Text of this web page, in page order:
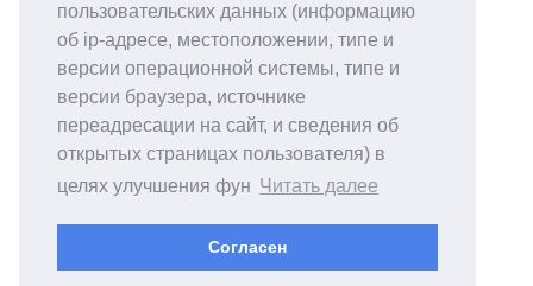
пользовательских данных (информацию
об ip-адресе, местоположении, типе и
версии операционной системы, типе и
версии браузера, источнике
переадресации на сайт, и сведения об
открытых страницах пользователя) в
целях улучшения фун Читать далее
Согласен